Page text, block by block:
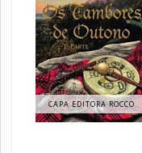
CAPA EDITORA ROCCO